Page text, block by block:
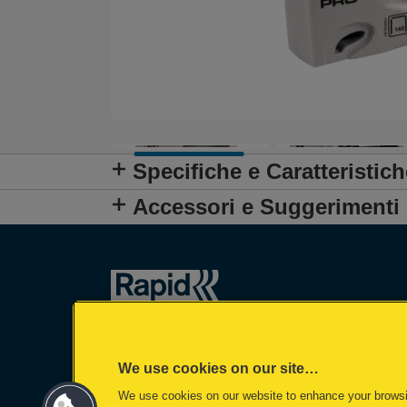
Specifiche e
Accessori e Suggerimenti
We use cookies on our site…
We use cookies on our website to enhance your